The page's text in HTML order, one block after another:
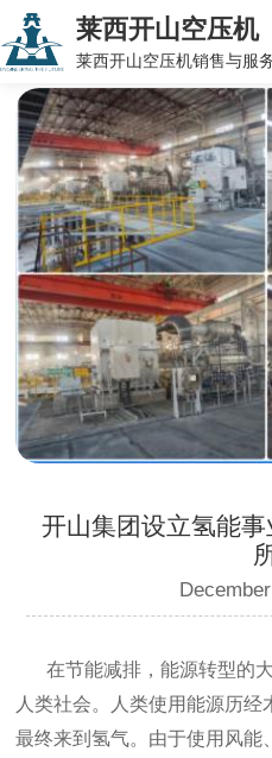
莱西开山空压机
莱西开山空压机销售与服
开山集团设立氢能
在节能减排，能源转型的
人类社会。人类使用能源历经
最终来到氢气。由于使用风能